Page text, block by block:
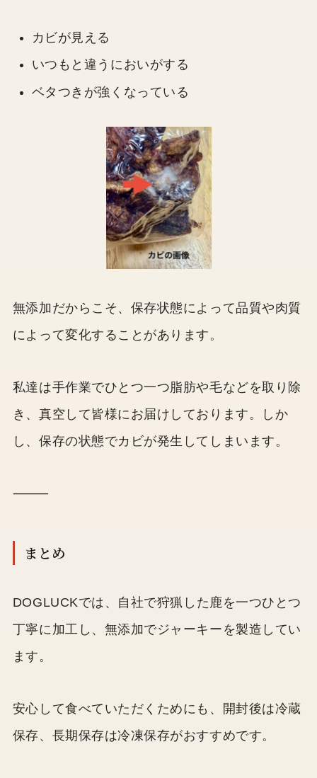
カビが見える
いつもと違うにおいがする
ベタつきが強くなっている
無添加だからこそ、保存状態によって品質や肉質
によって変化することがあります。
私達は手作業でひとつ一つ脂肪や毛などを取り除
き、真空して皆様にお届けしております。しか
し、保存の状態でカビが発生してしまいます。
⸻
まとめ
DOGLUCKでは、自社で狩猟した鹿を一つひとつ
丁寧に加工し、無添加でジャーキーを製造してい
ます。
安心して食べていただくためにも、開封後は冷蔵
保存、長期保存は冷凍保存がおすすめです。